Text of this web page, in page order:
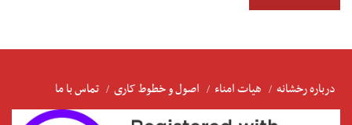
درباره رخشانه هیات امناء اصول و خطوط کاری تماس با ما